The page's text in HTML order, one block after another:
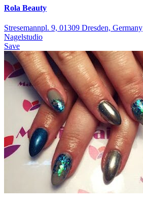
Rola Beauty
Stresemannpl. 9, 01309 Dresden, Germany
Nagelstudio
Save